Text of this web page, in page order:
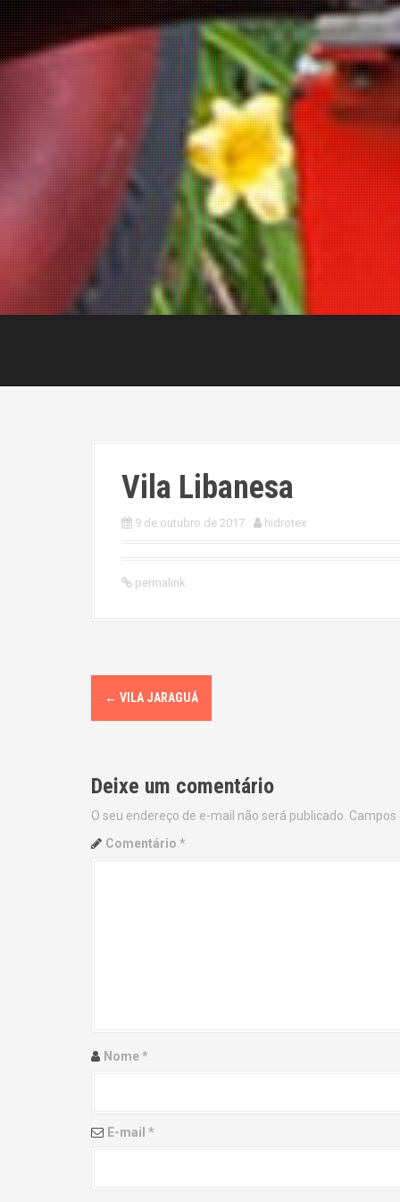
Vila Libanesa
9 de outubro de 2017 hidrotex
permalink
P
o
t
n
n
← VILA JARAGUÁ
Deixe um comentário
O seu endereço de e-mail não será publicado.
Comentário *
Nome*
E-mail *